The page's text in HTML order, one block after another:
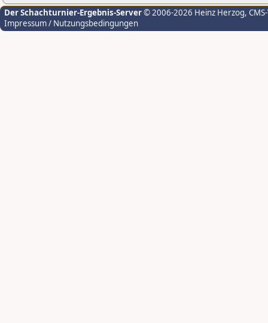
Der Schachturnier-Ergebnis-Server© 2006-2026 Heinz Herzog,
Impressum / Nutzungsbedingungen